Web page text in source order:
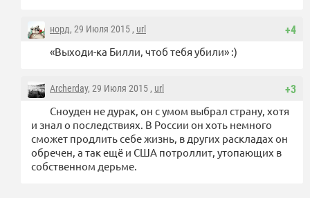
+4
норд, 29 Июля 2015 , url
«Выходи-ка Билли, чтоб тебя убили» :)
+3
Archerday, 29 Июля 2015 , url
Сноуден не дурак, он с умом выбрал страну, хотя
и знал о последствиях. В России он хоть немного
сможет продлить себе жизнь, в других раскладах он
обречен, а так ещё и США потроллит, утопающих в
собственном дерьме.